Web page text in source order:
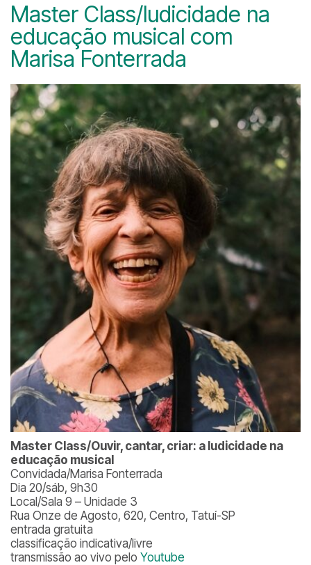
Master Class/ludicidade na
educação musical com
Marisa Fonterrada
Master Class/Ouvir, cantar, criar: a ludicidade na
educação musical
Convidada/Marisa Fonterrada
Dia 20/sáb, 9h30
Local/Sala 9 – Unidade 3
Rua Onze de Agosto, 620, Centro, Tatuí-SP
entrada gratuita
classificação indicativa/livre
transmissão ao vivo pelo Youtube